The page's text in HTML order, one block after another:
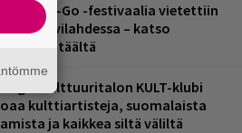
Go-Go -festivaalia vietettiin
Suvilahdessa – katso
täältä
Kulttuuritalon KULT-klubi
kulttiartisteja, suomalaista
ja kaikkea siltä väliltä